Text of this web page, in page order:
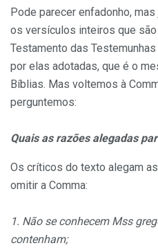
Pode parecer enfadonho,
os versículos inteiros que
Testamento das
por elas adotadas, que é o
Bíblias. Mas voltemos à
perguntemos:
Quais as razões alegadas
Os críticos do texto alegam
omitir a Comma:
1. Não se conhecem Mss
contenham;